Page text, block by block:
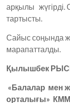
арқылы жүгірді.
тартысты.
Сайыс соңында
марапатталды.
Қылышбек
«Балалар мен
орталығы»